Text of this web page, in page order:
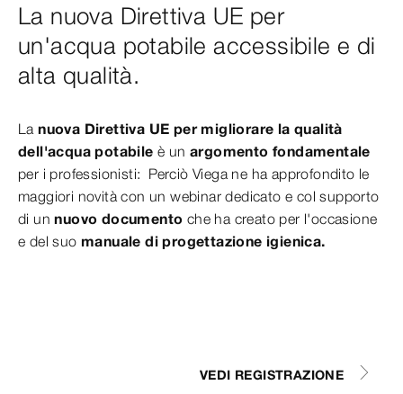
La nuova Direttiva UE per
un'acqua potabile accessibile e di
alta qualità.
Lanuova Direttiva UE per migliorare la qualità
dell'acqua potabile è un argomento fondamentale
per i professionisti: Perciò Viega ne ha approfondito le
maggiori novità con un webinar dedicato e col supporto
di un nuovo documento che ha creato per l'occasione
e del suo manuale di progettazione igienica.
VEDI REGISTRAZIONE